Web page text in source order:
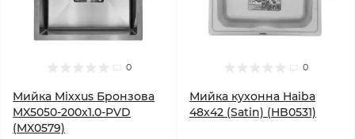
0
Мийка Mixxus Бронзова
MX5050-200x1.0-PVD
(MX0579)
0
Мийка кухонна Haiba
48x42 (Satin) (HB0531)